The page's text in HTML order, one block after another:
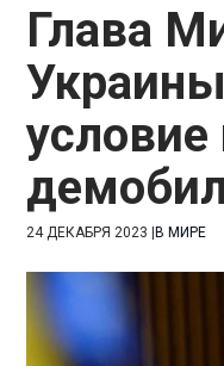
Глава
условие
24 ДЕКАБРЯ 2023 |В МИРЕ